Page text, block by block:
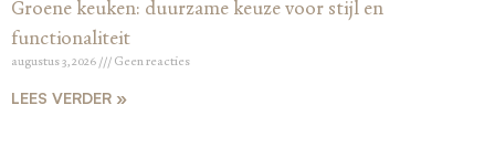
Groene keuken: duurzame keuze voor stijl en
functionaliteit
augustus 3, 2026 Geen reacties
LEES VERDER »